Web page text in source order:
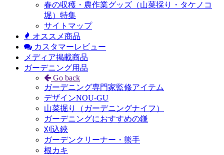
春の収穫・農作業グッズ（山菜採り・タケノコ
堀）特集
サイトマップ
オススメ商品
カスタマーレビュー
メディア掲載商品
ガーデニング用品
Go back
ガーデニング専門家監修アイテム
デザインNOU-GU
山菜掘り（ガーデニングナイフ）
ガーデニングにおすすめの鎌
刈込鋏
ガーデンクリーナー・熊手
根カキ